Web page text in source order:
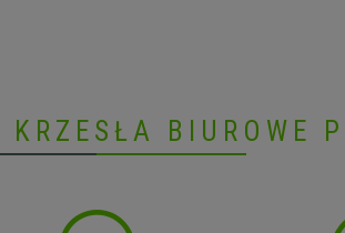
KRZESŁA BIUROWE